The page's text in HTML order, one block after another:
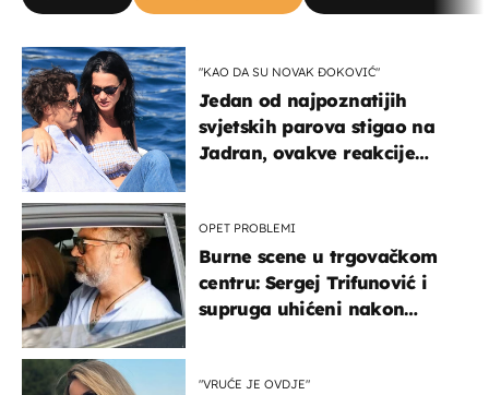
"KAO DA SU NOVAK ĐOKOVIĆ"
Jedan od najpoznatijih
svjetskih parova stigao na
Jadran, ovakve reakcije
OPET PROBLEMI
Burne scene u trgovačkom
centru: Sergej Trifunović i
supruga uhićeni nakon
"VRUĆE JE OVDJE"